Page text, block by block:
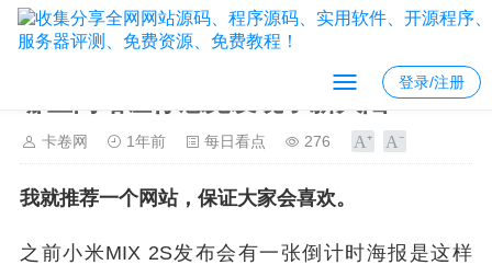
登录/注册
哪些网站让你感觉发现了新大陆？
卡卷网 1年前 每日看点 276
我就推荐一个网站，保证大家会喜欢。
之前小米MIX 2S发布会有一张倒计时海报是这样